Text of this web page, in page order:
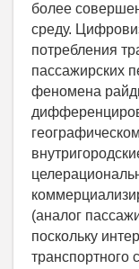
более
среду.
потребления
пассажирских
феномена
(аналог
поскольку
транспортного